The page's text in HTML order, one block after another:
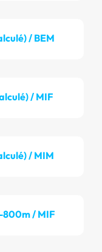
/ BEM
/ MIF
/ MIM
/ MIF